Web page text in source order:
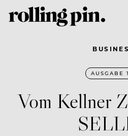
AUSGABE
Vom Kellner